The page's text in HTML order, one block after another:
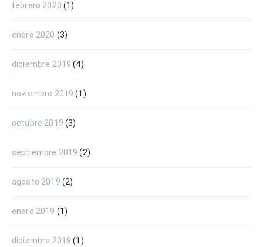
febrero 2020 (1)
enero 2020 (3)
diciembre 2019 (4)
noviembre 2019 (1)
octubre 2019 (3)
septiembre 2019 (2)
agosto 2019 (2)
enero 2019 (1)
diciembre 2018 (1)